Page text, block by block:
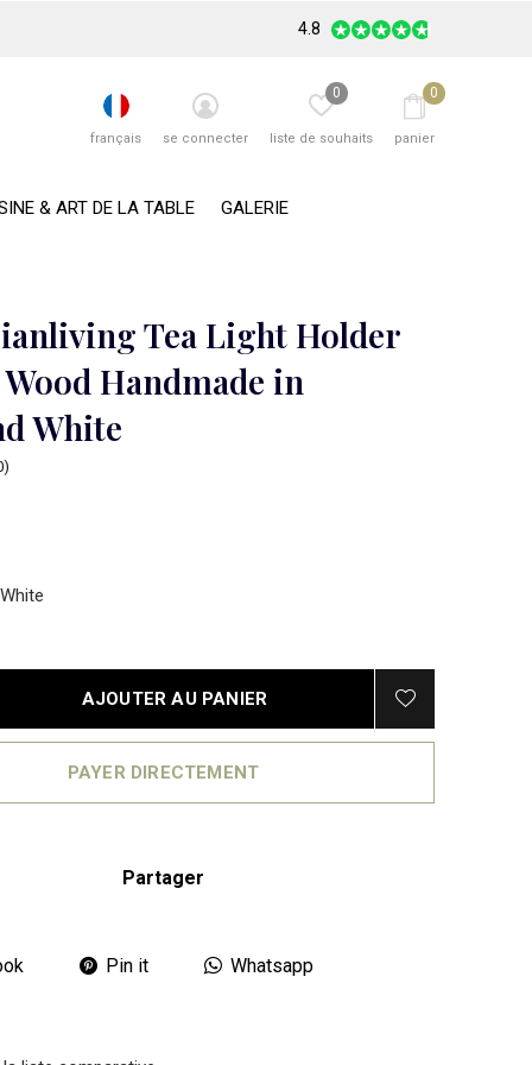
& ART DE LA TABLE GALERIE
français se connecter liste de souhaits
0
panier
0
4.8
Tea Light Holder
Handmade in
White
AJOUTER AU PANIER
PAYER DIRECTEMENT
Partager
Pin it Whatsapp